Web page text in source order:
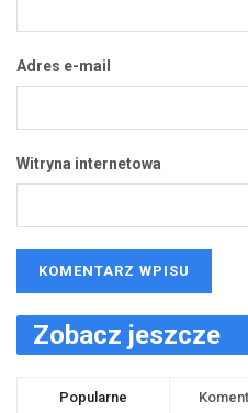
Adres e-mail
Witryna internetowa
Zobacz jeszcze
Popularne